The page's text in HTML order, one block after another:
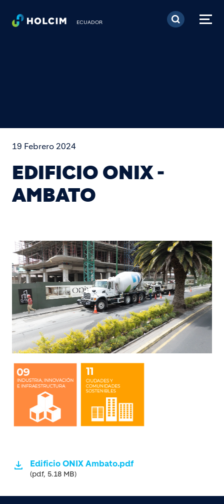
Pasar al contenido
ECUADOR
19 Febrero 2024
EDIFICIO ONIX -
AMBATO
Image
Edificio ONIX Ambato.pdf
(pdf, 5.18 MB)